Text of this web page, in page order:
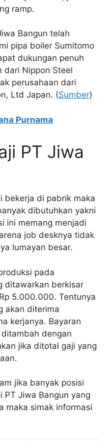
ramp.
Bangun telah
pipa boiler Sumitomo
dukungan penuh
dari Nippon Steel
perusahaan dari
Ltd Japan. (Sumber)
Purnama
PT Jiwa
bekerja di pabrik maka
dibutuhkan yakni
ini memang menjadi
job desknya tidak
lumayan besar.
pada
ditawarkan berkisar
5.000.000. Tentunya
akan diterima
kerjanya. Bayaran
dengan
jika ditotal gaji yang
jika banyak posisi
PT Jiwa Bangun yang
maka simak informasi